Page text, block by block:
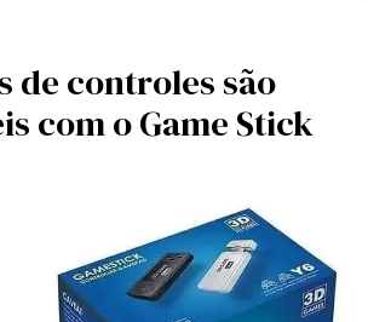
de controles são
com o Game Stick